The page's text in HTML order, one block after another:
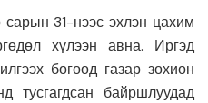
сарын 31-нээс эхлэн цахим
хүлээн авна. Иргэд
бөгөөд газар зохион
тусгагдсан байршлуудад